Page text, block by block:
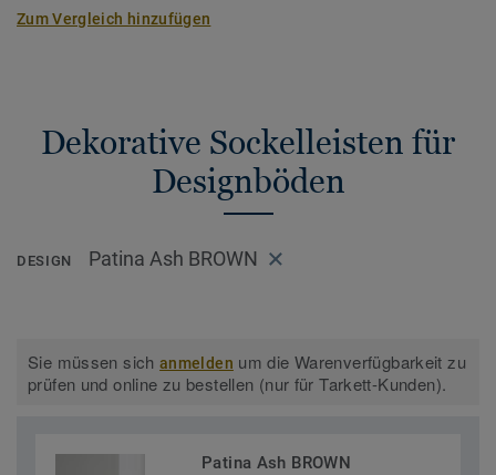
Zum Vergleich hinzufügen
Dekorative Sockelleisten für
Designböden
DESIGN Patina Ash BROWN
Sie müssen sichanmelden um die Warenverfügbarkeit zu
prüfen und online zu bestellen (nur für Tarkett-Kunden).
Patina Ash BROWN